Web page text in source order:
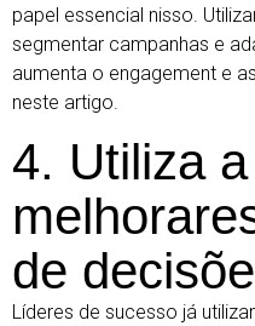
papel essencial nisso.
segmentar campanhas e
aumenta o engagement e
neste artigo.
4. Utiliza
de
Líderes de sucesso já